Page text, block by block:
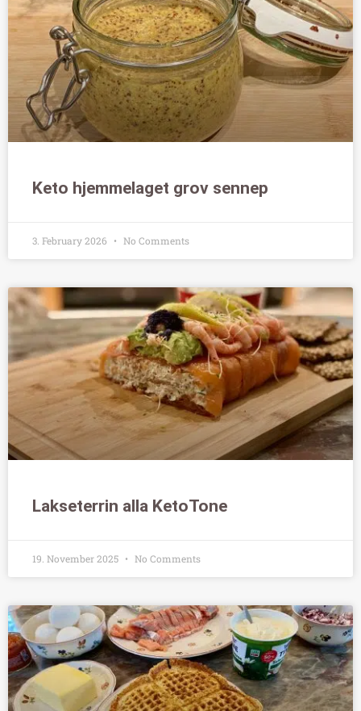
Keto hjemmelaget grov sennep
3. February 2026 No Comments
Lakseterrin alla KetoTone
19. November 2025 No Comments